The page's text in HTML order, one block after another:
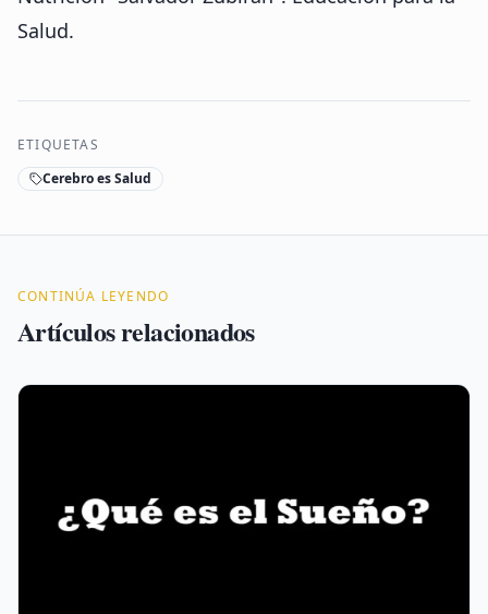
Salud.
ETIQUETAS
Cerebro es Salud
CONTINÚA LEYENDO
Artículos relacionados